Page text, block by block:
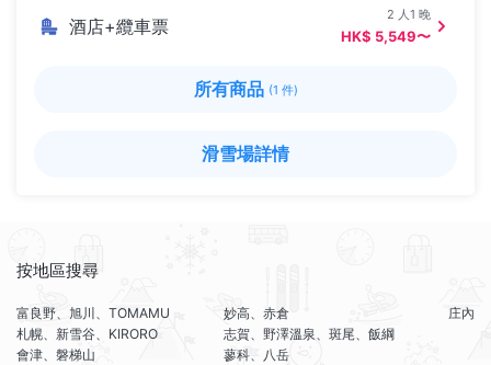
酒店+纜車票
2 人1 晚
HK$ 5,549〜
所有商品 (1 件)
滑雪場詳情
按地區搜尋
富良野、旭川、TOMAMU
札幌、新雪谷、KIRORO
會津、磐梯山
妙高、赤倉
志賀、野澤溫泉、斑尾、飯綱
蓼科、八岳
庄內